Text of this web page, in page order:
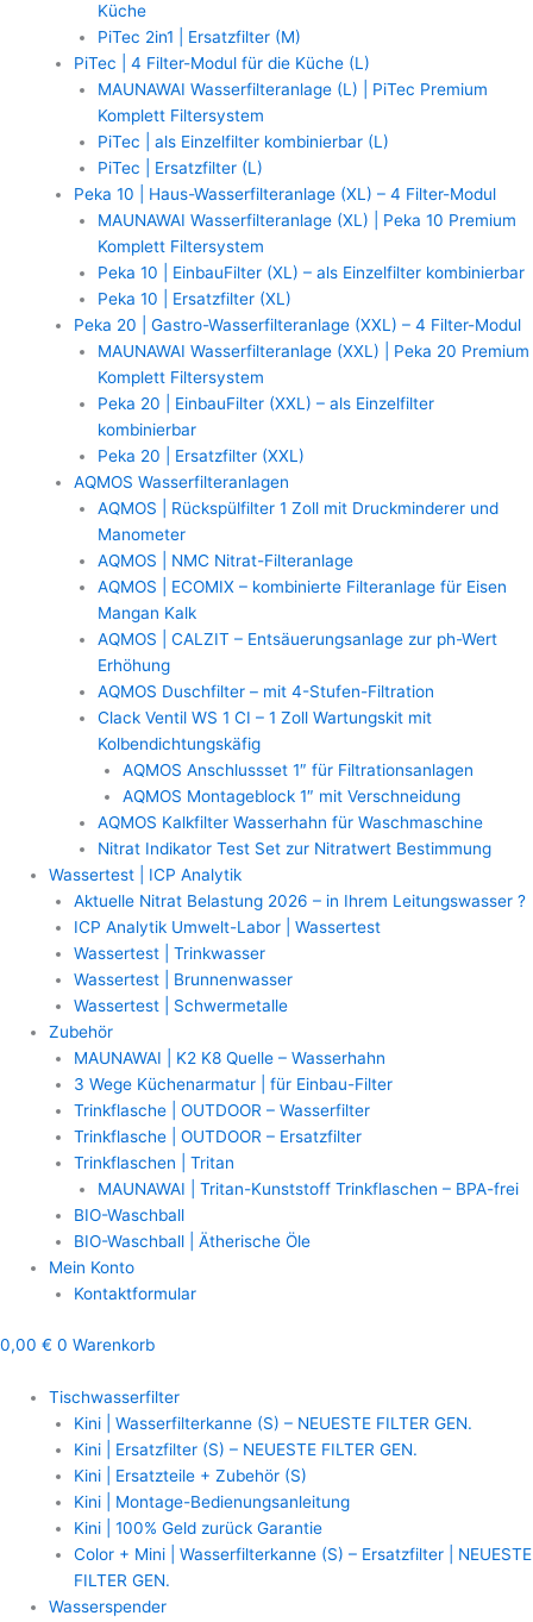
Küche
PiTec 2in1 | Ersatzfilter (M)
PiTec | 4 Filter-Modul für die Küche (L)
MAUNAWAI Wasserfilteranlage (L) | PiTec Premium
Komplett Filtersystem
PiTec | als Einzelfilter kombinierbar (L)
PiTec | Ersatzfilter (L)
Peka 10 | Haus-Wasserfilteranlage (XL) – 4 Filter-Modul
MAUNAWAI Wasserfilteranlage (XL) | Peka 10 Premium
Komplett Filtersystem
Peka 10 | EinbauFilter (XL) – als Einzelfilter kombinierbar
Peka 10 | Ersatzfilter (XL)
Peka 20 | Gastro-Wasserfilteranlage (XXL) – 4 Filter-Modul
MAUNAWAI Wasserfilteranlage (XXL) | Peka 20 Premium
Komplett Filtersystem
Peka 20 | EinbauFilter (XXL) – als Einzelfilter
kombinierbar
Peka 20 | Ersatzfilter (XXL)
AQMOS Wasserfilteranlagen
AQMOS | Rückspülfilter 1 Zoll mit Druckminderer und
Manometer
AQMOS | NMC Nitrat-Filteranlage
AQMOS | ECOMIX – kombinierte Filteranlage für Eisen
Mangan Kalk
AQMOS | CALZIT – Entsäuerungsanlage zur ph-Wert
Erhöhung
AQMOS Duschfilter – mit 4-Stufen-Filtration
Clack Ventil WS 1 CI – 1 Zoll Wartungskit mit
Kolbendichtungskäfig
AQMOS Anschlussset 1″ für Filtrationsanlagen
AQMOS Montageblock 1″ mit Verschneidung
AQMOS Kalkfilter Wasserhahn für Waschmaschine
Nitrat Indikator Test Set zur Nitratwert Bestimmung
Wassertest | ICP Analytik
Aktuelle Nitrat Belastung 2026 – in Ihrem Leitungswasser ?
ICP Analytik Umwelt-Labor | Wassertest
Wassertest | Trinkwasser
Wassertest | Brunnenwasser
Wassertest | Schwermetalle
Zubehör
MAUNAWAI | K2 K8 Quelle – Wasserhahn
3 Wege Küchenarmatur | für Einbau-Filter
Trinkflasche | OUTDOOR – Wasserfilter
Trinkflasche | OUTDOOR – Ersatzfilter
Trinkflaschen | Tritan
MAUNAWAI | Tritan-Kunststoff Trinkflaschen – BPA-frei
BIO-Waschball
BIO-Waschball | Ätherische Öle
Mein Konto
Kontaktformular
0,00 € 0 Warenkorb
Tischwasserfilter
Kini | Wasserfilterkanne (S) – NEUESTE FILTER GEN.
Kini | Ersatzfilter (S) – NEUESTE FILTER GEN.
Kini | Ersatzteile + Zubehör (S)
Kini | Montage-Bedienungsanleitung
Kini | 100% Geld zurück Garantie
Color + Mini | Wasserfilterkanne (S) – Ersatzfilter | NEUESTE
FILTER GEN.
Wasserspender